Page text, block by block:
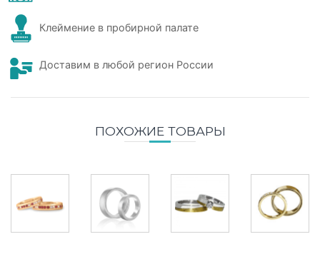
Клеймение в пробирной палате
Доставим в любой регион России
ПОХОЖИЕ ТОВАРЫ